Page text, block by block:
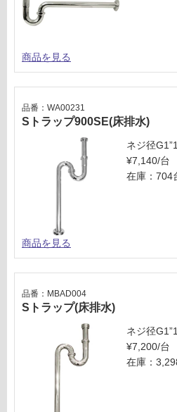
商品を見る
Sトラップ900SE(床排水)
品番：WA00231
ネジ径
¥7,140/台
在庫：704
商品を見る
Sトラップ(床排水)
品番：MBAD004
ネジ径
¥7,200/台
在庫：